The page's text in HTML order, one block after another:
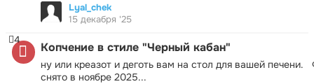
Lyal_chek
15 декабря '25
Копчение в стиле "Черный кабан"
ну или креазот и деготь вам на стол для вашей печени.
снято в ноябре 2025...
4